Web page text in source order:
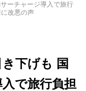
ーチャージ導入で旅行
改悪の声
下げも 国
で旅行負担